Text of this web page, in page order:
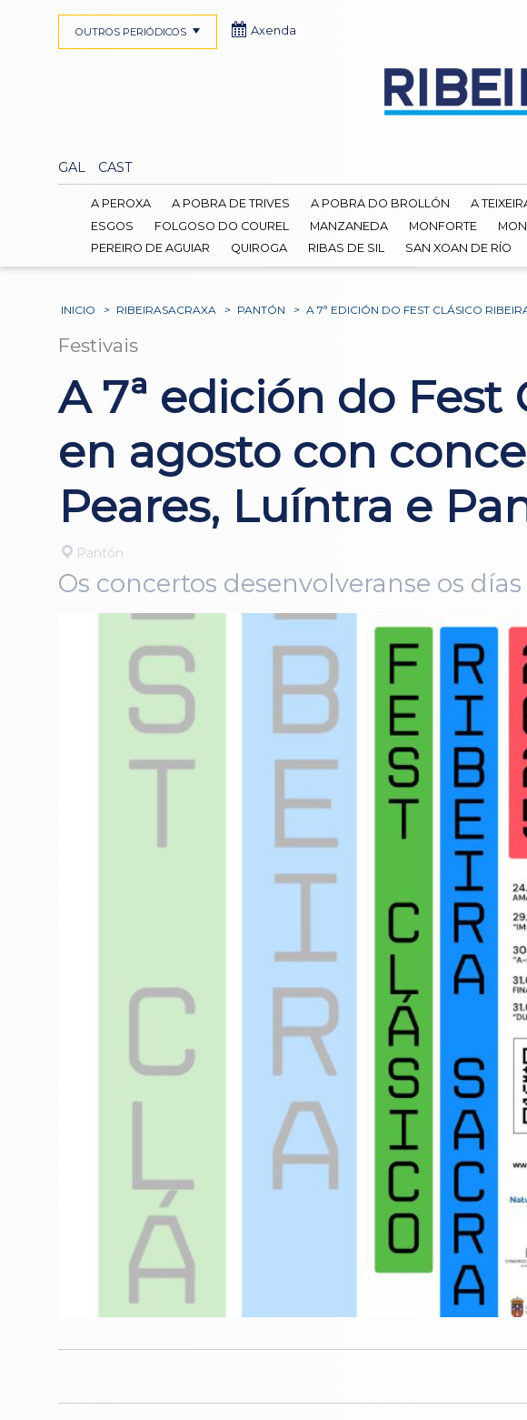
GAL CAST
OUTROS PERIÓDICOS Axenda
A PEROXA A POBRA DE TRIVES A POBRA DO BROLLÓN A
ESGOS
FOLGOSO DO COUREL MANZANEDA MONFORTE
PEREIRO DE AGUIAR
QUIROGA RIBAS DE SIL SAN XOAN DE RÍO
INICIO > RIBEIRASACRAXA > PANTÓN > A 7ª EDICIÓN DO FEST CLÁSICO
Festivais
A 7ª edición do Fest
en agosto con
Peares, Luíntra e
Pantón
Os concertos desenvolveranse os días